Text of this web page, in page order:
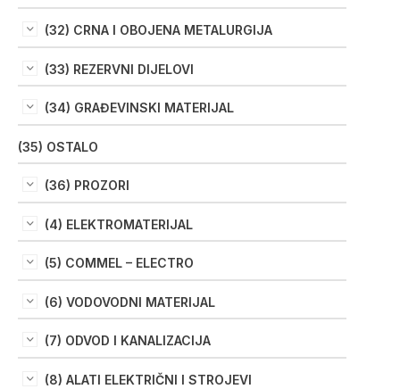
(32) CRNA I OBOJENA METALURGIJA
(33) REZERVNI DIJELOVI
(34) GRAĐEVINSKI MATERIJAL
(35) OSTALO
(36) PROZORI
(4) ELEKTROMATERIJAL
(5) COMMEL – ELECTRO
(6) VODOVODNI MATERIJAL
(7) ODVOD I KANALIZACIJA
(8) ALATI ELEKTRIČNI I STROJEVI